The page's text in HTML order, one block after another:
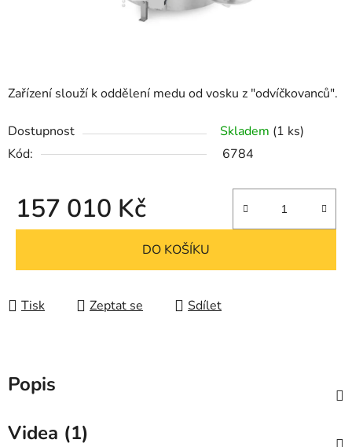
Zařízení slouží k oddělení medu od vosku z "odvíčkovanců".
Dostupnost Skladem (1 ks)
Kód:
6784
157 010 Kč
Měrná cena:
DO KOŠÍKU
Tisk Zeptat se Sdílet
Popis
Videa (1)